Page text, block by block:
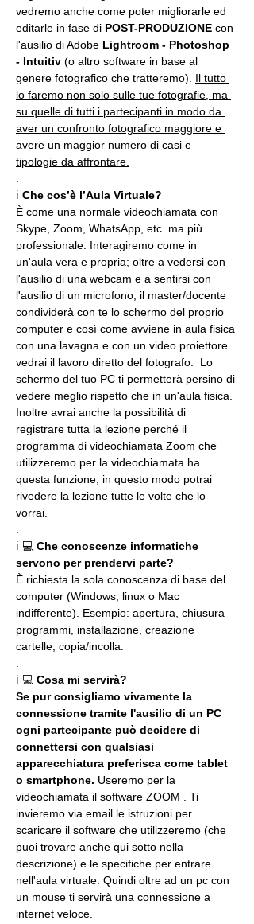
vedremo anche come poter migliorarle ed
editarle in fase di POST-PRODUZIONE con
l'ausilio di Adobe Lightroom - Photoshop
- Intuitiv (o altro software in base al
genere fotografico che tratteremo). Il tutto
lo faremo non solo sulle tue fotografie, ma
su quelle di tutti i partecipanti in modo da
aver un confronto fotografico maggiore e
avere un maggior numero di casi e
tipologie da affrontare.
ℹ Che cos’è l’Aula Virtuale?
È come una normale videochiamata con
Skype, Zoom, WhatsApp, etc. ma più
professionale. Interagiremo come in
un'aula vera e propria; oltre a vedersi con
l'ausilio di una webcam e a sentirsi con
l'ausilio di un microfono, il master/docente
condividerà con te lo schermo del proprio
computer e così come avviene in aula fisica
con una lavagna e con un video proiettore
vedrai il lavoro diretto del fotografo.  Lo
schermo del tuo PC ti permetterà persino di
vedere meglio rispetto che in un'aula fisica.
Inoltre avrai anche la possibilità di
registrare tutta la lezione perché il
programma di videochiamata Zoom che
utilizzeremo per la videochiamata ha
questa funzione; in questo modo potrai
rivedere la lezione tutte le volte che lo
vorrai.
ℹ 💻 Che conoscenze informatiche
servono per prendervi parte?
È richiesta la sola conoscenza di base del
computer (Windows, linux o Mac
indifferente). Esempio: apertura, chiusura
programmi, installazione, creazione
cartelle, copia/incolla.
ℹ 💻 Cosa mi servirà?
Se pur consigliamo vivamente la
connessione tramite l'ausilio di un PC
ogni partecipante può decidere di
connettersi con qualsiasi
apparecchiatura preferisca come tablet
o smartphone. Useremo per la
videochiamata il software ZOOM . Ti
invieremo via email le istruzioni per
scaricare il software che utilizzeremo (che
puoi trovare anche qui sotto nella
descrizione) e le specifiche per entrare
nell'aula virtuale. Quindi oltre ad un pc con
un mouse ti servirà una connessione a
internet veloce.